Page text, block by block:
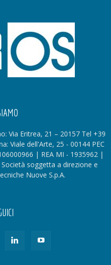
Via Eritrea, 21 – 20157 Tel +39
Viale dell'Arte, 25 - 00144 PEC
| REA MI - 1935962 |
soggetta a direzione e
Nuove S.p.A.